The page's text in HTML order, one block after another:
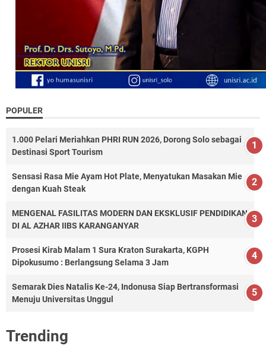
POPULER
1.000 Pelari Meriahkan PHRI RUN 2026, Dorong Solo sebagai
Destinasi Sport Tourism
Sensasi Rasa Mie Ayam Hot Plate, Menyatukan Masakan Mie
dengan Kuah Steak
MENGENAL FASILITAS MODERN DAN EKSKLUSIF PENDIDIKAN
DI AL AZHAR IIBS KARANGANYAR
Prosesi Kirab Malam 1 Sura Kraton Surakarta, KGPH
Dipokusumo : Berlangsung Selama 3 Jam
Semarak Dies Natalis Ke-24, Indonusa Siap Bertransformasi
Menuju Universitas Unggul
Trending